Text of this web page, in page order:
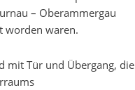
– Oberammergau
worden waren.
mit Tür und Übergang, die